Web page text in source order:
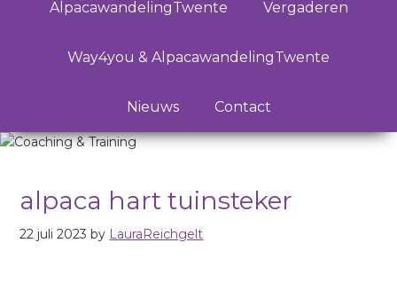
AlpacawandelingTwente Vergaderen
Way4you & AlpacawandelingTwente
Nieuws Contact
alpaca hart tuinsteker
22 juli 2023 by LauraReichgelt